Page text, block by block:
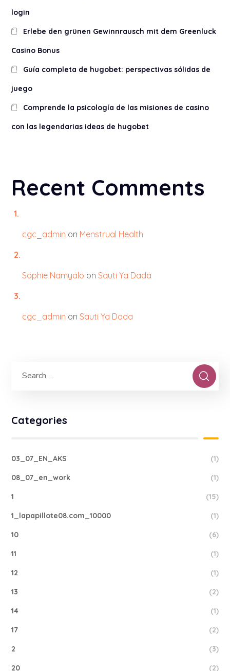
login
Erlebe den grünen Gewinnrausch mit dem Greenluck
Casino Bonus
Guía completa de hugobet: perspectivas sólidas de
juego
Comprende la psicología de las misiones de casino
con las legendarias ideas de hugobet
Recent Comments
cgc_admin on Menstrual Health
Sophie Namyalo onSauti Ya Dada
cgc_admin onSauti Ya Dada
Categories
03_07_EN_AKS (1)
08_07_en_work (1)
1 (15)
1_lapapillote08.com_10000 (1)
10 (6)
11 (1)
12 (1)
13 (2)
14 (1)
17 (2)
2 (3)
20 (2)